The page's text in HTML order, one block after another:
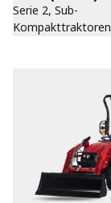
Serie 2, Sub-
Kompakttraktoren